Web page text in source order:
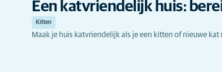
Een katvriendelijk huis:
Kitten
Maak je huis katvriendelijk als je een kitten of nieuwe kat